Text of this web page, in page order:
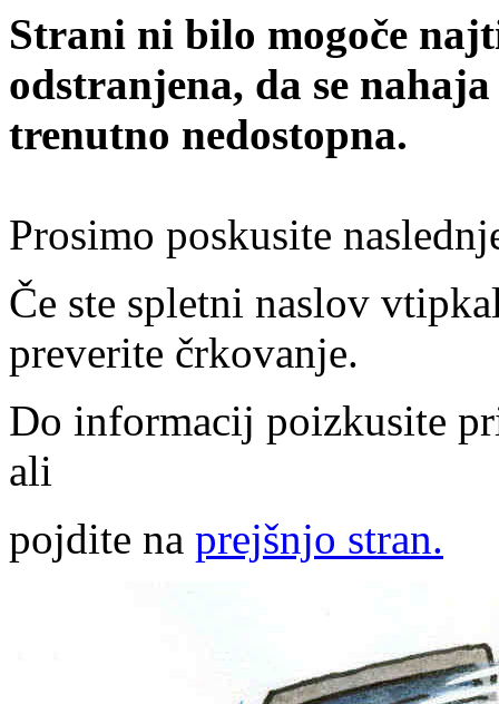
Strani ni bilo mogoče
odstranjena, da se
trenutno nedostopna.
Prosimo poskusite
Če ste spletni naslov
preverite črkovanje.
Do informacij poizkusite
ali
pojdite na prejšnjo stran.